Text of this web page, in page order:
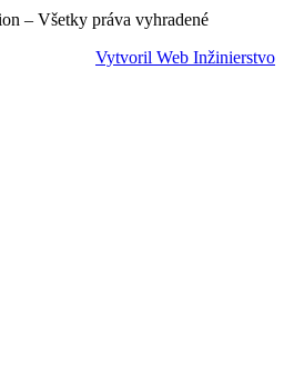
– Všetky práva vyhradené
Vytvoril Web Inžinierstvo